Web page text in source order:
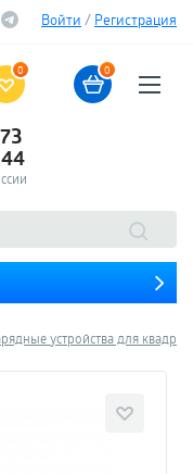
Войти / Регистрация
0 0
устройства для